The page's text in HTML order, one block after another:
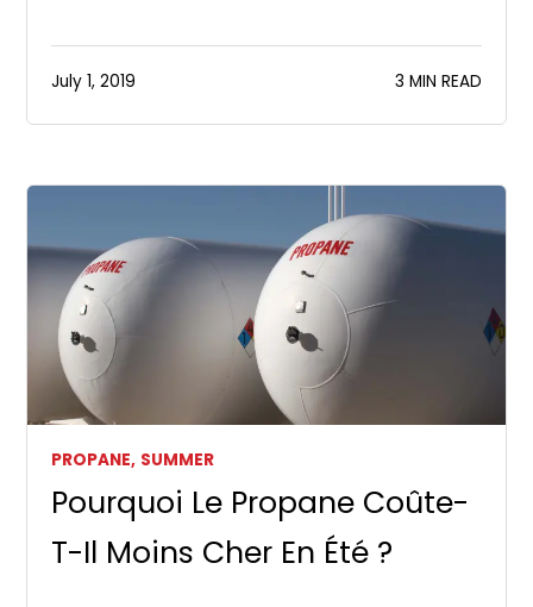
July 1, 2019 3 MIN READ
PROPANE, SUMMER
Pourquoi Le Propane Coûte-
T-Il Moins Cher En Été ?